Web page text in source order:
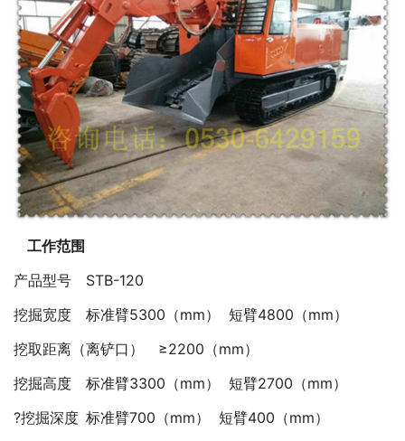
工作范围
产品型号
STB-120
挖掘宽度
标准臂5300（mm） 短臂4800（mm）
挖取距离（离铲口）
≥2200（mm）
挖掘高度
标准臂3300（mm） 短臂2700（mm）
?挖掘深度 标准臂700（mm） 短臂400（mm）